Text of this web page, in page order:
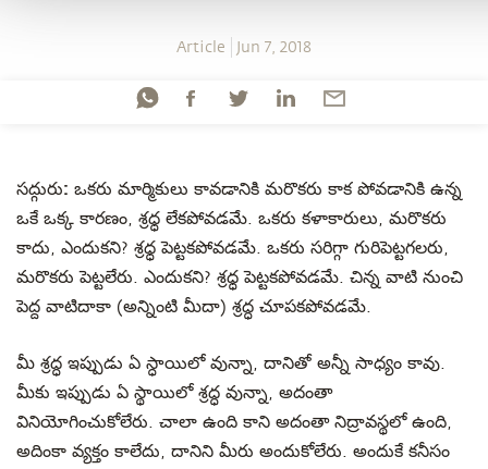
Article Jun 7, 2018
సద్గురు: ఒకరు మార్మికులు కావడానికి మరొకరు కాక పోవడానికి ఉన్న
ఒకే ఒక్క కారణం, శ్రధ్ధ లేకపోవడమే. ఒకరు కళాకారులు, మరొకరు
కాదు, ఎందుకని? శ్రధ్ధ పెట్టకపోవడమే. ఒకరు సరిగ్గా గురిపెట్టగలరు,
మరొకరు పెట్టలేరు. ఎందుకని? శ్రధ్ధ పెట్టకపోవడమే. చిన్న వాటి నుంచి
పెద్ద వాటిదాకా (అన్నింటి మీదా) శ్రద్ధ చూపకపోవడమే.
మీ శ్రద్ధ ఇప్పుడు ఏ స్ధాయిలో వున్నా, దానితో అన్నీ సాధ్యం కావు.
మీకు ఇప్పుడు ఏ స్థాయిలో శ్రద్ధ వున్నా, అదంతా
వినియోగించుకోలేరు. చాలా ఉంది కాని అదంతా నిద్రావస్థలో ఉంది,
అదింకా వ్యక్తం కాలేదు, దానిని మీరు అందుకోలేరు. అందుకే కనీసం